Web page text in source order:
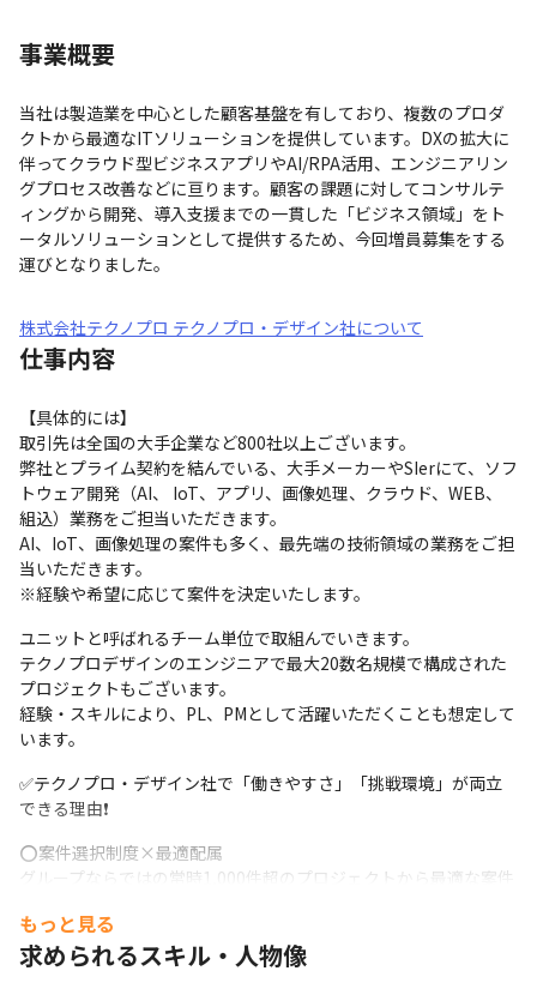
事業概要
当社は製造業を中心とした顧客基盤を有しており、複数のプロダ
クトから最適なITソリューションを提供しています。DXの拡大に
伴ってクラウド型ビジネスアプリやAI/RPA活用、エンジニアリン
グプロセス改善などに亘ります。顧客の課題に対してコンサルテ
ィングから開発、導入支援までの一貫した「ビジネス領域」をト
ータルソリューションとして提供するため、今回増員募集をする
運びとなりました。
株式会社テクノプロ テクノプロ・デザイン社について
仕事内容
【具体的には】
取引先は全国の大手企業など800社以上ございます。
弊社とプライム契約を結んでいる、大手メーカーやSIerにて、ソフ
トウェア開発（AI、 IoT、アプリ、画像処理、クラウド、WEB、
組込）業務をご担当いただきます。
AI、IoT、画像処理の案件も多く、最先端の技術領域の業務をご担
当いただきます。
※経験や希望に応じて案件を決定いたします。
ユニットと呼ばれるチーム単位で取組んでいきます。
テクノプロデザインのエンジニアで最大20数名規模で構成された
プロジェクトもございます。
経験・スキルにより、PL、PMとして活躍いただくことも想定して
います。
✅テクノプロ・デザイン社で「働きやすさ」「挑戦環境」が両立
できる理由❗
⭕案件選択制度×最適配属
グループならではの常時1,000件超のプロジェクトから最適な案件
エンジニアの希望と強みに合わせたチーム配属で、無理なく挑戦
できます。
もっと見る
求められるスキル・人物像